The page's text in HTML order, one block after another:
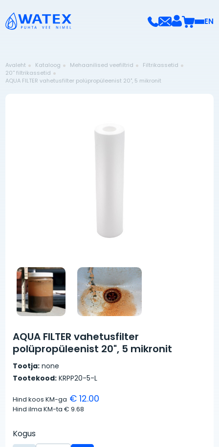
EN
Avaleht Kataloog Mehaanilised veefiltrid
Filtrikassetid
20'' filtrikassetid
AQUA FILTER vahetusfilter polüpropüleenist 20", 5 mikronit
AQUA FILTER vahetusfilter
polüpropüleenist 20", 5 mikronit
Tootja: none
Tootekood: KRPP20-5-L
Hind koos KM-ga € 12.00
Hind ilma KM-ta€ 9.68
Kogus